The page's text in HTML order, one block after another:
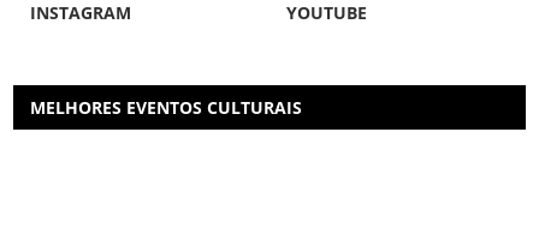
INSTAGRAM
YOUTUBE
MELHORES EVENTOS CULTURAIS